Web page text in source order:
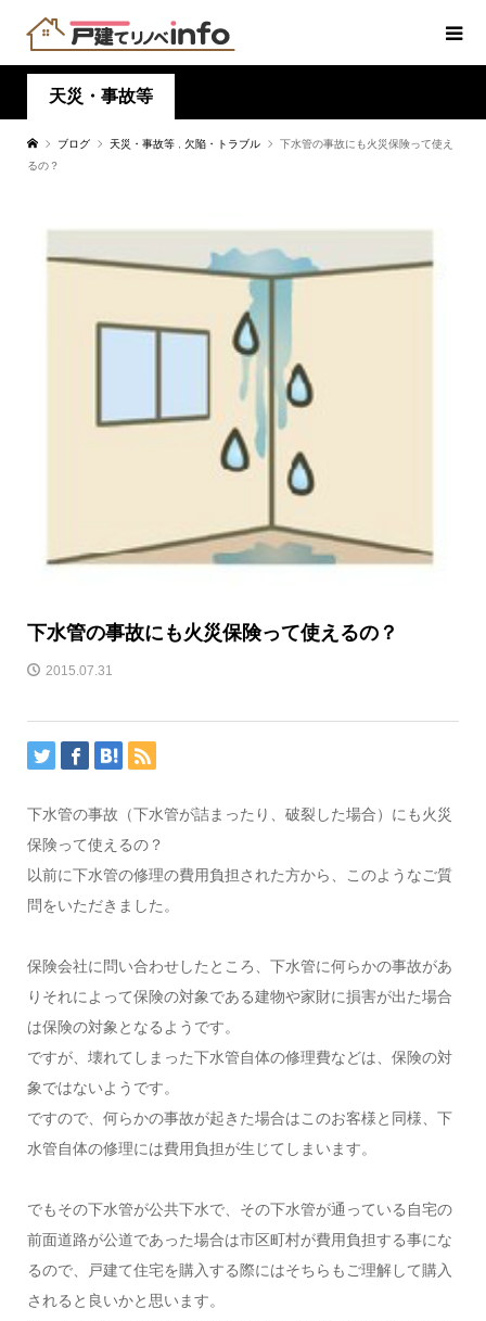
天災・事故等
ブログ 天災・事故等 欠陥・トラブル
下水管の事故にも火災保険って使え
るの？
下水管の事故にも火災保険って使えるの？
2015.07.31
下水管の事故（下水管が詰まったり、破裂した場合）にも火災
保険って使えるの？
以前に下水管の修理の費用負担された方から、このようなご質
問をいただきました。
保険会社に問い合わせしたところ、下水管に何らかの事故があ
りそれによって保険の対象である建物や家財に損害が出た場合
は保険の対象となるようです。
ですが、壊れてしまった下水管自体の修理費などは、保険の対
象ではないようです。
ですので、何らかの事故が起きた場合はこのお客様と同様、下
水管自体の修理には費用負担が生じてしまいます。
でもその下水管が公共下水で、その下水管が通っている自宅の
前面道路が公道であった場合は市区町村が費用負担する事にな
るので、戸建て住宅を購入する際にはそちらもご理解して購入
されると良いかと思います。